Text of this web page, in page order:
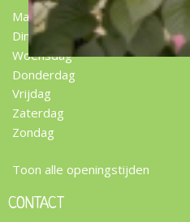
Maandag
Dinsdag
Woensdag
Donderdag
Vrijdag
Zaterdag
Zondag
Toon alle openingstijden
CONTACT